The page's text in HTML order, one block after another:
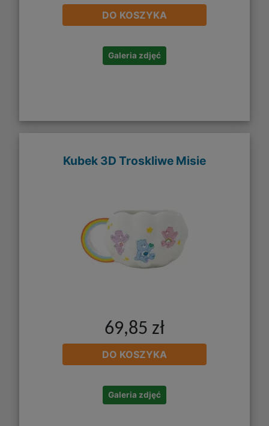
DO KOSZYKA
Galeria zdjęć
Kubek 3D Troskliwe Misie
69,85 zł
DO KOSZYKA
Galeria zdjęć